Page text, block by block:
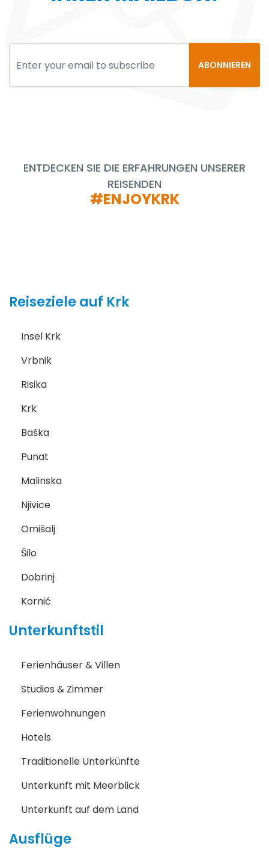
ABONNIEREN
ENTDECKEN SIE DIE ERFAHRUNGEN UNSERER
REISENDEN
#ENJOYKRK
Reiseziele auf Krk
Insel Krk
Vrbnik
Risika
Krk
Baška
Punat
Malinska
Njivice
Omišalj
Šilo
Dobrinj
Kornić
Unterkunftstil
Ferienhäuser & Villen
Studios & Zimmer
Ferienwohnungen
Hotels
Traditionelle Unterkünfte
Unterkunft mit Meerblick
Unterkunft auf dem Land
Ausflüge